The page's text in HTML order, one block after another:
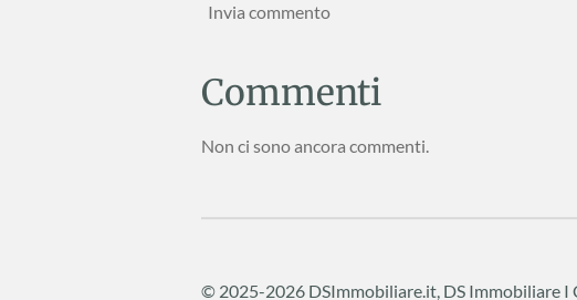
Invia commento
Commenti
Non ci sono ancora commenti.
© 2025-2026 DSImmobiliare.it, DS Immobiliare I